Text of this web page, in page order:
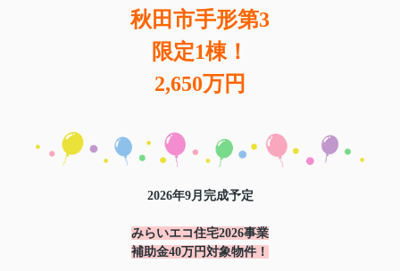
秋田市手形第3
限定1棟！
2,650万円
2026年9月完成予定
みらいエコ住宅2026事業
補助金40万円対象物件！